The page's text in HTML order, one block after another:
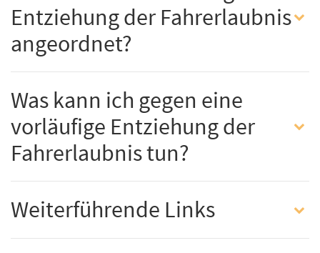
Entziehung der Fahrerlaubnis
angeordnet?
Was kann ich gegen eine
vorläufige Entziehung der
Fahrerlaubnis tun?
Weiterführende Links